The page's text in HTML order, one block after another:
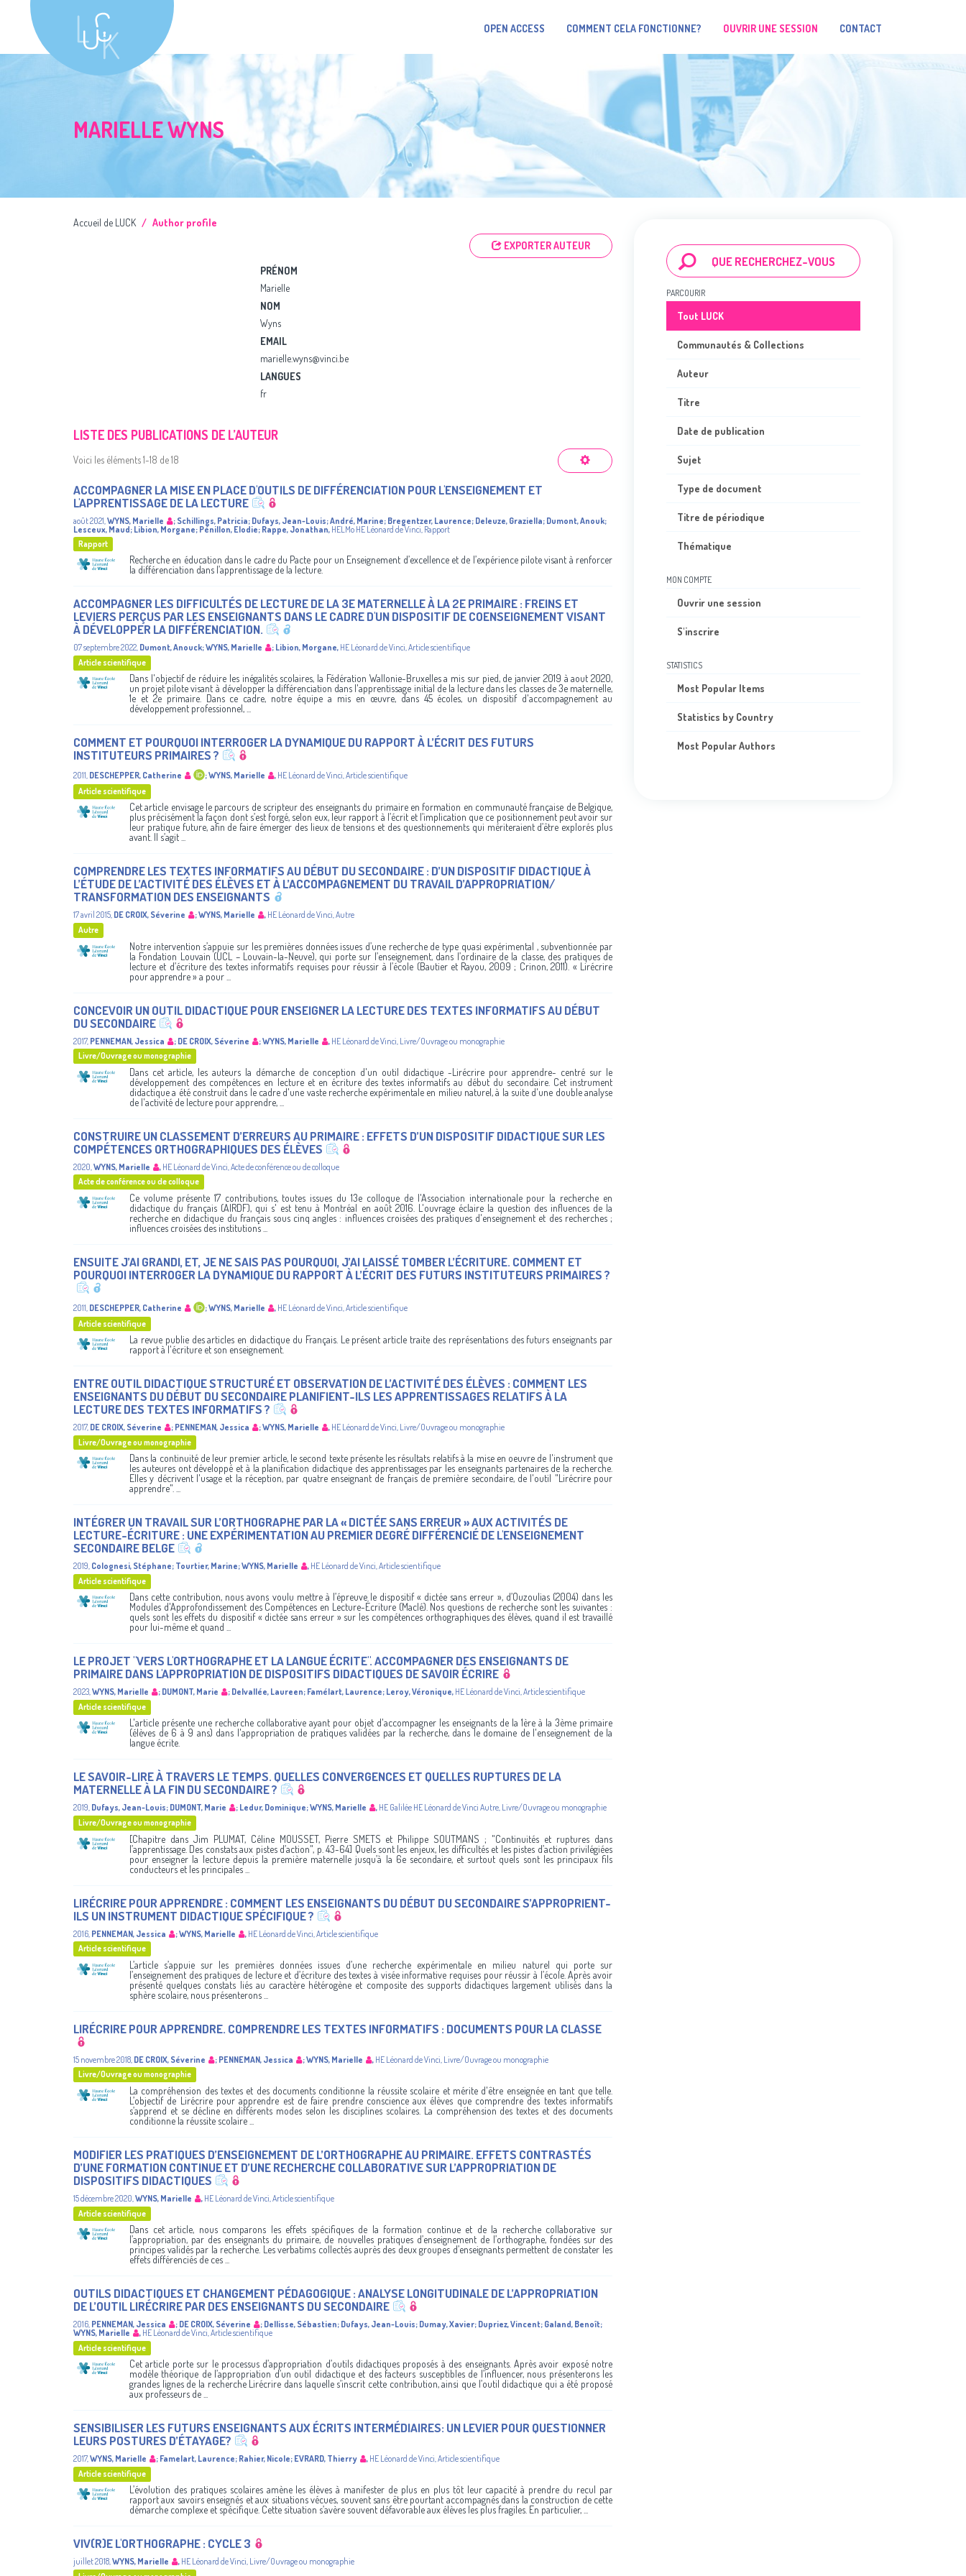
OPEN ACCESS COMMENT CELA FONCTIONNE? OUVRIR UNE SESSION CONTACT
MARIELLE WYNS
Accueil de LUCK
Author profile
EXPORTER AUTEUR
PRÉNOM
Marielle
NOM
Wyns
EMAIL
marielle.wyns@vinci.be
LANGUES
fr
LISTE DES PUBLICATIONS DE L’AUTEUR
Voici les éléments 1-18 de 18
ACCOMPAGNER LA MISE EN PLACE D'OUTILS DE DIFFÉRENCIATION POUR L'ENSEIGNEMENT ET
L'APPRENTISSAGE DE LA LECTURE
août 2021,WYNS, Marielle ; Schillings, Patricia; Dufays, Jean-Louis;André, Marine; Bregentzer, Laurence; Deleuze, Graziella; Dumont, Anouk;
Lesceux, Maud; Libion, Morgane; Pénillon, Elodie; Rappe, Jonathan, HELMo HE Léonard de Vinci, Rapport
Rapport
Recherche en éducation dans le cadre du Pacte pour un Enseignement d’excellence et de l’expérience pilote visant à renforcer
la différenciation dans l’apprentissage de la lecture.
ACCOMPAGNER LES DIFFICULTÉS DE LECTURE DE LA 3E MATERNELLE À LA 2E PRIMAIRE : FREINS ET
LEVIERS PERÇUS PAR LES ENSEIGNANTS DANS LE CADRE D'UN DISPOSITIF DE COENSEIGNEMENT VISANT
À DÉVELOPPER LA DIFFÉRENCIATION.
07 septembre 2022, Dumont, Anouck;WYNS, Marielle ; Libion, Morgane, HE Léonard de Vinci,Article scientifique
Article scientifique
Dans l'objectif de réduire les inégalités scolaires, la Fédération Wallonie-Bruxelles a mis sur pied, de janvier 2019 à aout 2020,
un projet pilote visant à développer la différenciation dans l'apprentissage initial de la lecture dans les classes de 3e maternelle,
1e et 2e primaire. Dans ce cadre, notre équipe a mis en œuvre, dans 45 écoles, un dispositif d'accompagnement au
développement professionnel, ...
COMMENT ET POURQUOI INTERROGER LA DYNAMIQUE DU RAPPORT À L’ÉCRIT DES FUTURS
INSTITUTEURS PRIMAIRES ?
2011, DESCHEPPER, Catherine ;WYNS, Marielle , HE Léonard de Vinci,Article scientifique
Article scientifique
Cet article envisage le parcours de scripteur des enseignants du primaire en formation en communauté française de Belgique,
plus précisément la façon dont s’est forgé, selon eux, leur rapport à l’écrit et l’implication que ce positionnement peut avoir sur
leur pratique future, afin de faire émerger des lieux de tensions et des questionnements qui mériteraient d’être explorés plus
avant. Il s’agit ...
COMPRENDRE LES TEXTES INFORMATIFS AU DÉBUT DU SECONDAIRE : D’UN DISPOSITIF DIDACTIQUE À
L’ÉTUDE DE L’ACTIVITÉ DES ÉLÈVES ET À L’ACCOMPAGNEMENT DU TRAVAIL D’APPROPRIATION/
TRANSFORMATION DES ENSEIGNANTS
17 avril 2015, DE CROIX, Séverine ;WYNS, Marielle , HE Léonard de Vinci,Autre
Autre
Notre intervention s’appuie sur les premières données issues d’une recherche de type quasi expérimental , subventionnée par
la Fondation Louvain (UCL – Louvain-la-Neuve), qui porte sur l’enseignement, dans l’ordinaire de la classe, des pratiques de
lecture et d’écriture des textes informatifs requises pour réussir à l’école (Bautier et Rayou, 2009 ; Crinon, 2011). « Lirécrire
pour apprendre » a pour ...
CONCEVOIR UN OUTIL DIDACTIQUE POUR ENSEIGNER LA LECTURE DES TEXTES INFORMATIFS AU DÉBUT
DU SECONDAIRE
2017, PENNEMAN, Jessica ; DE CROIX, Séverine ;WYNS, Marielle , HE Léonard de Vinci Livre/Ouvrage ou monographie
Livre/Ouvrage ou monographie
Dans cet article, les auteurs la démarche de conception d'un outil didactique -Lirécrire pour apprendre- centré sur le
développement des compétences en lecture et en écriture des textes informatifs au début du secondaire. Cet instrument
didactique a été construit dans le cadre d'une vaste recherche expérimentale en milieu naturel, à la suite d'une double analyse
de l'activité de lecture pour apprendre, ...
CONSTRUIRE UN CLASSEMENT D’ERREURS AU PRIMAIRE : EFFETS D’UN DISPOSITIF DIDACTIQUE SUR LES
COMPÉTENCES ORTHOGRAPHIQUES DES ÉLÈVES
2020 WYNS, Marielle , HE Léonard de Vinci Acte de conférence ou de colloque
Acte de conférence ou de colloque
Ce volume présente 17 contributions, toutes issues du 13e colloque de l'Association internationale pour la recherche en
didactique du français (AIRDF), qui s' est tenu à Montréal en août 2016. L'ouvrage éclaire la question des influences de la
recherche en didactique du français sous cinq angles : influences croisées des pratiques d'enseignement et des recherches ;
influences croisées des institutions ...
ENSUITE J’AI GRANDI, ET, JE NE SAIS PAS POURQUOI, J’AI LAISSÉ TOMBER L’ÉCRITURE. COMMENT ET
POURQUOI INTERROGER LA DYNAMIQUE DU RAPPORT À L’ÉCRIT DES FUTURS INSTITUTEURS PRIMAIRES ?
2011 DESCHEPPER, Catherine ;WYNS, Marielle , HE Léonard de Vinci Article scientifique
Article scientifique
La revue publie des articles en didactique du Français. Le présent article traite des représentations des futurs enseignants par
rapport à l'écriture et son enseignement.
ENTRE OUTIL DIDACTIQUE STRUCTURÉ ET OBSERVATION DE L’ACTIVITÉ DES ÉLÈVES : COMMENT LES
ENSEIGNANTS DU DÉBUT DU SECONDAIRE PLANIFIENT-ILS LES APPRENTISSAGES RELATIFS À LA
LECTURE DES TEXTES INFORMATIFS ?
2017, DE CROIX, Séverine ; PENNEMAN, Jessica ;WYNS, Marielle , HE Léonard de Vinci Livre/Ouvrage ou monographie
Livre/Ouvrage ou monographie
Dans la continuité de leur premier article, le second texte présente les résultats relatifs à la mise en oeuvre de l'instrument que
les auteures ont développé et à la planification didactique des apprentissages par les enseignants partenaires de la recherche.
Elles y décrivent l'usage et la réception, par quatre enseignant de français de première secondaire, de l'outil "Lirécrire pour
apprendre". ...
INTÉGRER UN TRAVAIL SUR L’ORTHOGRAPHE PAR LA « DICTÉE SANS ERREUR » AUX ACTIVITÉS DE
LECTURE-ÉCRITURE : UNE EXPÉRIMENTATION AU PREMIER DEGRÉ DIFFÉRENCIÉ DE L'ENSEIGNEMENT
SECONDAIRE BELGE
2019, Colognesi, Stéphane; Tourtier, Marine;WYNS, Marielle , HE Léonard de Vinci,Article scientifique
Article scientifique
Dans cette contribution, nous avons voulu mettre à l’épreuve le dispositif « dictée sans erreur », d’Ouzoulias (2004) dans les
Modules d'Approfondissement des Compétences en Lecture-Écriture (Maclé). Nos questions de recherche sont les suivantes :
quels sont les effets du dispositif « dictée sans erreur » sur les compétences orthographiques des élèves, quand il est travaillé
pour lui-même et quand ...
LE PROJET "VERS L'ORTHOGRAPHE ET LA LANGUE ÉCRITE". ACCOMPAGNER DES ENSEIGNANTS DE
PRIMAIRE DANS L'APPROPRIATION DE DISPOSITIFS DIDACTIQUES DE SAVOIR ÉCRIRE
2023,WYNS, Marielle ; DUMONT, Marie ; Delvallée, Laureen; Famélart, Laurence; Leroy, Véronique, HE Léonard de Vinci,Article scientifique
Article scientifique
L'article présente une recherche collaborative ayant pour objet d'accompagner les enseignants de la 1ère à la 3ème primaire
(élèves de 6 à 9 ans) dans l'appropriation de pratiques validées par la recherche, dans le domaine de l'enseignement de la
langue écrite.
LE SAVOIR-LIRE À TRAVERS LE TEMPS. QUELLES CONVERGENCES ET QUELLES RUPTURES DE LA
MATERNELLE À LA FIN DU SECONDAIRE ?
2019, Dufays, Jean-Louis; DUMONT, Marie ; Ledur, Dominique;WYNS, Marielle , HE Galilée HE Léonard de Vinci Autre, Livre/Ouvrage ou monographie
Livre/Ouvrage ou monographie
[Chapitre dans Jim PLUMAT, Céline MOUSSET, Pierre SMETS et Philippe SOUTMANS ; "Continuités et ruptures dans
l’apprentissage. Des constats aux pistes d’action", p. 43-64] Quels sont les enjeux, les difficultés et les pistes d’action privilégiées
pour enseigner la lecture depuis la première maternelle jusqu’à la 6e secondaire, et surtout quels sont les principaux fils
conducteurs et les principales ...
LIRÉCRIRE POUR APPRENDRE : COMMENT LES ENSEIGNANTS DU DÉBUT DU SECONDAIRE S’APPROPRIENT-
ILS UN INSTRUMENT DIDACTIQUE SPÉCIFIQUE ?
2016 PENNEMAN, Jessica ;WYNS, Marielle , HE Léonard de Vinci Article scientifique
Article scientifique
L’article s’appuie sur les premières données issues d’une recherche expérimentale en milieu naturel qui porte sur
l’enseignement des pratiques de lecture et d’écriture des textes à visée informative requises pour réussir à l’école. Après avoir
présenté quelques constats liés au caractère hétérogène et composite des supports didactiques largement utilisés dans la
sphère scolaire, nous présenterons ...
LIRÉCRIRE POUR APPRENDRE. COMPRENDRE LES TEXTES INFORMATIFS : DOCUMENTS POUR LA CLASSE
15 novembre 2018 DE CROIX, Séverine ; PENNEMAN, Jessica ;WYNS, Marielle , HE Léonard de Vinci Livre/Ouvrage ou monographie
Livre/Ouvrage ou monographie
La compréhension des textes et des documents conditionne la réussite scolaire et mérite d'être enseignée en tant que telle.
L’objectif de Lirécrire pour apprendre est de faire prendre conscience aux élèves que comprendre des textes informatifs
s’apprend et se décline en différents modes selon les disciplines scolaires. La compréhension des textes et des documents
conditionne la réussite scolaire ...
MODIFIER LES PRATIQUES D’ENSEIGNEMENT DE L’ORTHOGRAPHE AU PRIMAIRE. EFFETS CONTRASTÉS
D’UNE FORMATION CONTINUE ET D’UNE RECHERCHE COLLABORATIVE SUR L’APPROPRIATION DE
DISPOSITIFS DIDACTIQUES
15 décembre 2020 WYNS, Marielle , HE Léonard de Vinci Article scientifique
Article scientifique
Dans cet article, nous comparons les effets spécifiques de la formation continue et de la recherche collaborative sur
l’appropriation, par des enseignants du primaire, de nouvelles pratiques d’enseignement de l’orthographe, fondées sur des
principes validés par la recherche. Les verbatims collectés auprès des deux groupes d’enseignants permettent de constater les
effets différenciés de ces ...
OUTILS DIDACTIQUES ET CHANGEMENT PÉDAGOGIQUE : ANALYSE LONGITUDINALE DE L’APPROPRIATION
DE L’OUTIL LIRÉCRIRE PAR DES ENSEIGNANTS DU SECONDAIRE
2016 PENNEMAN, Jessica ; DE CROIX, Séverine ; Dellisse, Sébastien; Dufays, Jean-Louis; Dumay, Xavier; Dupriez, Vincent; Galand, Benoît;
WYNS, Marielle
, HE Léonard de Vinci Article scientifique
Article scientifique
Cet article porte sur le processus d’appropriation d’outils didactiques proposés à des enseignants. Après avoir exposé notre
modèle théorique de l’appropriation d’un outil didactique et des facteurs susceptibles de l’influencer, nous présenterons les
grandes lignes de la recherche Lirécrire dans laquelle s’inscrit cette contribution, ainsi que l’outil didactique qui a été proposé
aux professeurs de ...
SENSIBILISER LES FUTURS ENSEIGNANTS AUX ÉCRITS INTERMÉDIAIRES: UN LEVIER POUR QUESTIONNER
LEURS POSTURES D’ÉTAYAGE?
2017,WYNS, Marielle ; Famelart, Laurence; Rahier, Nicole; EVRARD, Thierry , HE Léonard de Vinci,Article scientifique
Article scientifique
L’évolution des pratiques scolaires amène les élèves à manifester de plus en plus tôt leur capacité à prendre du recul par
rapport aux savoirs enseignés et aux situations vécues, souvent sans être pourtant accompagnés dans la construction de cette
démarche complexe et spécifique. Cette situation s’avère souvent défavorable aux élèves les plus fragiles. En particulier, ...
VIV(R)E L'ORTHOGRAPHE : CYCLE 3
juillet 2018,WYNS, Marielle , HE Léonard de Vinci, Livre/Ouvrage ou monographie
PARCOURIR
Tout LUCK
Communautés & Collections
Auteur
Titre
Date de publication
Sujet
Type de document
Titre de périodique
Thématique
MON COMPTE
Ouvrir une session
S'inscrire
STATISTICS
Most Popular Items
Statistics by Country
Most Popular Authors